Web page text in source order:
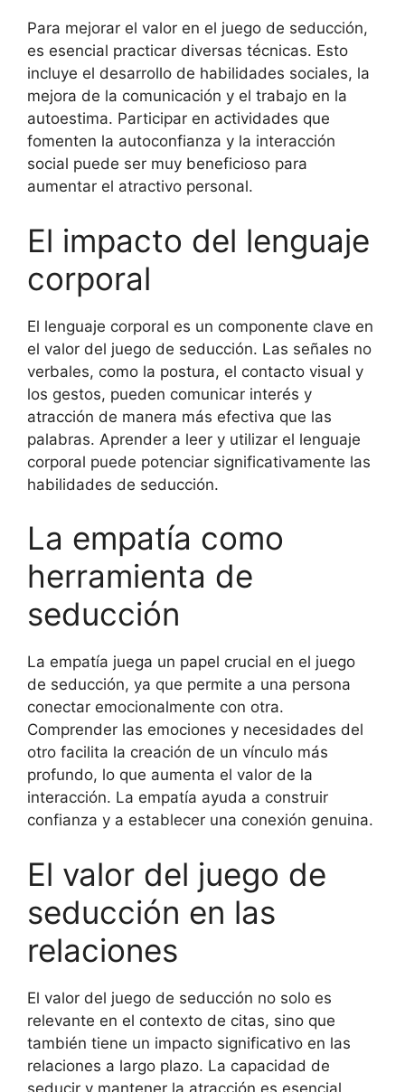
Para mejorar el valor en el juego de seducción,
es esencial practicar diversas técnicas. Esto
incluye el desarrollo de habilidades sociales, la
mejora de la comunicación y el trabajo en la
autoestima. Participar en actividades que
fomenten la autoconfianza y la interacción
social puede ser muy beneficioso para
aumentar el atractivo personal.
El impacto del lenguaje
corporal
El lenguaje corporal es un componente clave en
el valor del juego de seducción. Las señales no
verbales, como la postura, el contacto visual y
los gestos, pueden comunicar interés y
atracción de manera más efectiva que las
palabras. Aprender a leer y utilizar el lenguaje
corporal puede potenciar significativamente las
habilidades de seducción.
La empatía como
herramienta de
seducción
La empatía juega un papel crucial en el juego
de seducción, ya que permite a una persona
conectar emocionalmente con otra.
Comprender las emociones y necesidades del
otro facilita la creación de un vínculo más
profundo, lo que aumenta el valor de la
interacción. La empatía ayuda a construir
confianza y a establecer una conexión genuina.
El valor del juego de
seducción en las
relaciones
El valor del juego de seducción no solo es
relevante en el contexto de citas, sino que
también tiene un impacto significativo en las
relaciones a largo plazo. La capacidad de
seducir y mantener la atracción es esencial